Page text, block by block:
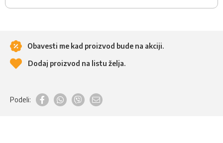
Obavesti me kad proizvod bude na akciji.
Dodaj proizvod na listu želja.
Podeli: